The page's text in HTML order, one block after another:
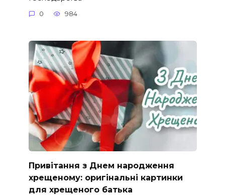
0 984
Привітання з Днем народження
хрещеному: оригінальні картинки
для хрещеного батька